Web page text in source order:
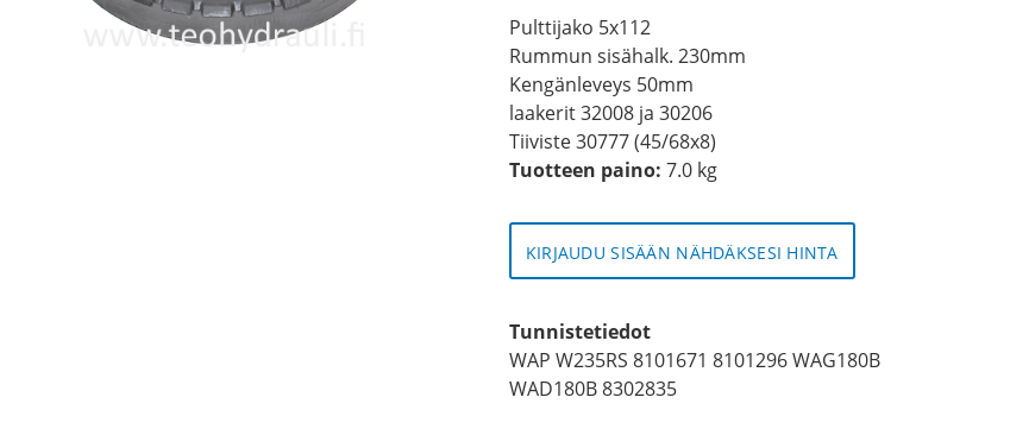
Pulttijako 5x112
Rummun sisähalk. 230mm
Kengänleveys 50mm
laakerit 32008 ja 30206
Tiiviste 30777 (45/68x8)
Tuotteen paino: 7.0 kg
KIRJAUDU SISÄÄN NÄHDÄKSESI HINTA
Tunnistetiedot
WAP W235RS 8101671 8101296 WAG180B
WAD180B 8302835